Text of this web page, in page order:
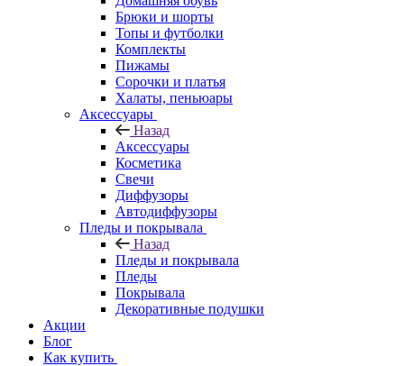
Брюки и шорты
Топы и футболки
Комплекты
Пижамы
Сорочки и платья
Халаты, пеньюары
Аксессуары
Назад
Аксессуары
Косметика
Свечи
Диффузоры
Автодиффузоры
Пледы и покрывала
Назад
Пледы и покрывала
Пледы
Покрывала
Декоративные подушки
Акции
Блог
Как купить